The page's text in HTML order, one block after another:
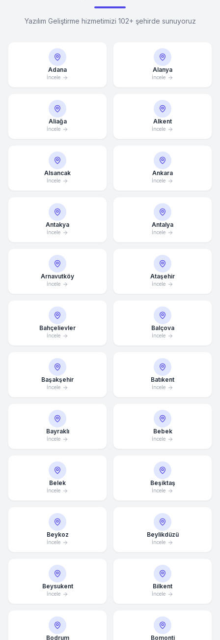
Yazılım Geliştirme hizmetimizi 102+ şehirde sunuyoruz
Adana
İncele
Alanya
İncele
Aliağa
İncele
Alkent
İncele
Alsancak
İncele
Ankara
İncele
Antakya
İncele
Antalya
İncele
Arnavutköy
İncele
Ataşehir
İncele
Bahçelievler
İncele
Balçova
İncele
Başakşehir
İncele
Batıkent
İncele
Bayraklı
İncele
Bebek
İncele
Belek
İncele
Beşiktaş
İncele
Beykoz
İncele
Beylikdüzü
İncele
Beysukent
İncele
Bilkent
İncele
Bodrum Bomonti